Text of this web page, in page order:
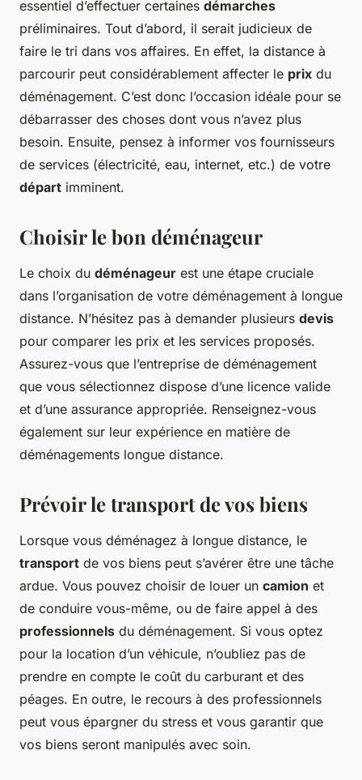
essentiel d’effectuer certaines démarches
préliminaires. Tout d’abord, il serait judicieux de
faire le tri dans vos affaires. En effet, la distance à
parcourir peut considérablement affecter le prix du
déménagement. C’est donc l’occasion idéale pour se
débarrasser des choses dont vous n’avez plus
besoin. Ensuite, pensez à informer vos fournisseurs
de services (électricité, eau, internet, etc.) de votre
départ imminent.
Choisir le bon déménageur
Le choix du déménageur est une étape cruciale
dans l’organisation de votre déménagement à longue
distance. N’hésitez pas à demander plusieurs devis
pour comparer les prix et les services proposés.
Assurez-vous que l’entreprise de déménagement
que vous sélectionnez dispose d’une licence valide
et d’une assurance appropriée. Renseignez-vous
également sur leur expérience en matière de
déménagements longue distance.
Prévoir le transport de vos biens
Lorsque vous déménagez à longue distance, le
transport de vos biens peut s’avérer être une tâche
ardue. Vous pouvez choisir de louer un camion et
de conduire vous-même, ou de faire appel à des
professionnels du déménagement. Si vous optez
pour la location d’un véhicule, n’oubliez pas de
prendre en compte le coût du carburant et des
péages. En outre, le recours à des professionnels
peut vous épargner du stress et vous garantir que
vos biens seront manipulés avec soin.